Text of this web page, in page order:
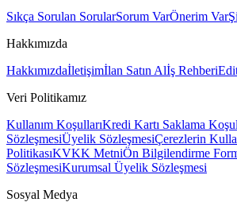
Sıkça Sorulan SorularSorum VarÖnerim Var
Hakkımızda
Hakkımızdaİletişimİlan Satın Alİş Rehberi
Veri Politikamız
Kullanım KoşullarıKredi Kartı Saklama
SözleşmesiÜyelik SözleşmesiÇerezlerin
PolitikasıKVKK MetniÖn Bilgilendirme
SözleşmesiKurumsal Üyelik Sözleşmesi
Sosyal Medya